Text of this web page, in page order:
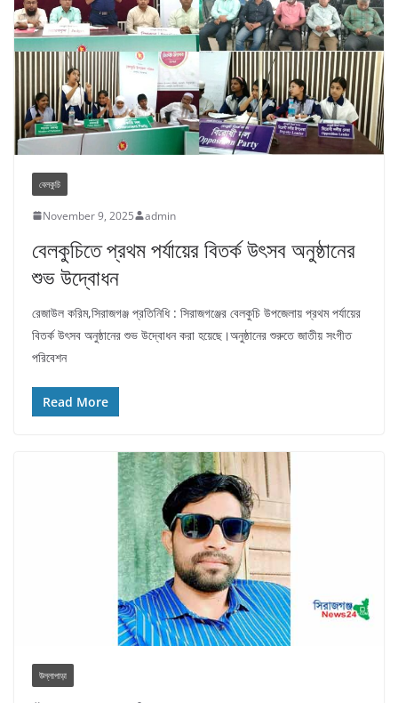
বেলকুচি
November 9, 2025 admin
বেলকুচিতে প্রথম পর্যায়ের বিতর্ক উৎসব অনুষ্ঠানের
শুভ উদ্বোধন
রেজাউল করিম,সিরাজগঞ্জ প্রতিনিধি : সিরাজগঞ্জের বেলকুচি উপজেলায় প্রথম পর্যায়ের
বিতর্ক উৎসব অনুষ্ঠানের শুভ উদ্বোধন করা হয়েছে।অনুষ্ঠানের শুরুতে জাতীয় সংগীত
পরিবেশন
Read More
উল্লাপাড়া